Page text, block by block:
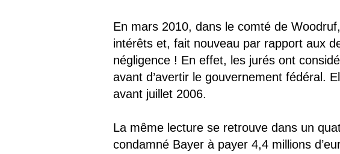
En mars 2010, dans le comté de
intérêts et, fait nouveau par rapport aux
négligence ! En effet, les jurés ont
avant d’avertir le gouvernement fédéral.
avant juillet 2006.
La même lecture se retrouve dans un
condamné Bayer à payer 4,4 millions